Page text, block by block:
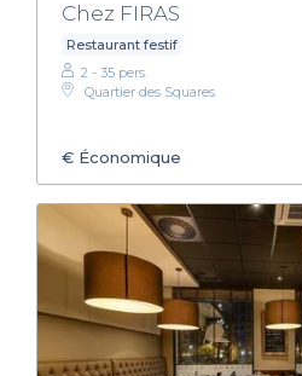
Chez FIRAS
Restaurant festif
2 - 35 pers.
Quartier des Squares
€ Économique